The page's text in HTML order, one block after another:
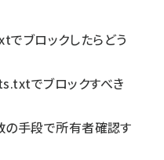
ブロックしたらどう
でブロックすべき
手段で所有者確認す